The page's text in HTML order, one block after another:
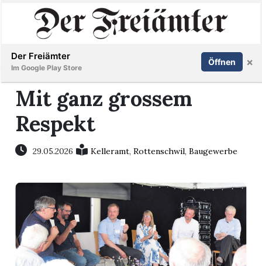
Immobilien
Veranstaltungen
Stellen
Paper
Newsletter
Inserieren Abonnieren Anmelden
Mit ganz grossem
Respekt
29.05.2026 Kelleramt,Rottenschwil,Baugewerbe
Der Freiämter
Im Google Play Store
Öffnen ×